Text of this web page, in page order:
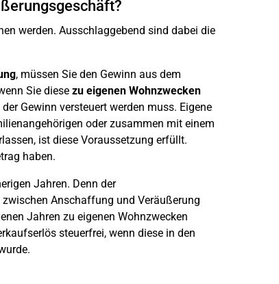
werden. Ausschlaggebend sind dabei die
, müssen Sie den Gewinn aus dem
Sie diese zu eigenen Wohnzwecken
Gewinn versteuert werden muss. Eigene
oder zusammen mit einem
ist diese Voraussetzung erfüllt.
haben.
Jahren. Denn der
Anschaffung und Veräußerung
Jahren zu eigenen Wohnzwecken
steuerfrei, wenn diese in den